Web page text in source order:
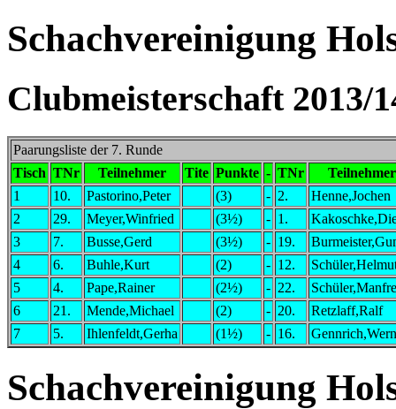
Schachvereinigung
Clubmeisterschaft 2013/
Paarungsliste der 7. Runde
Tisch TNr Teilnehmer Tite Punkte - TNr
Teilnehmer
1
10. Pastorino,Peter (3) - 2.
Henne,Jochen
2
29. Meyer,Winfried (3½) - 1.
3
7. Busse,Gerd (3½) - 19.
4
6. Buhle,Kurt (2) - 12.
5
4. Pape,Rainer (2½) - 22.
6
21. Mende,Michael (2) - 20.
Retzlaff,Ralf
7
5. Ihlenfeldt,Gerha (1½) - 16.
Schachvereinigung